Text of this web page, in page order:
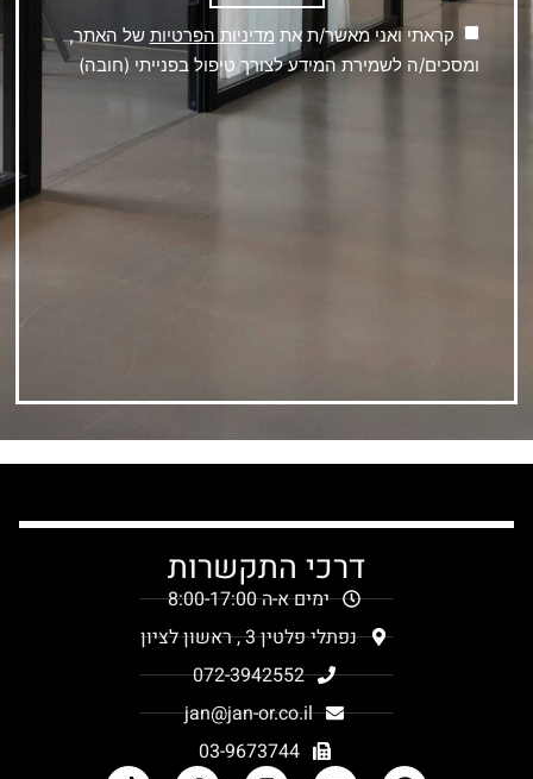
קראתי ואני מאשר/ת את מדיניות הפרטיות של האתר,
ומסכים/ה לשמירת המידע לצורך טיפול בפנייתי (חובה)
דרכי התקשרות
ימים א-ה 8:00-17:00
נפתלי פלטין 3 , ראשון לציון
072-3942552
jan@jan-or.co.il
03-9673744